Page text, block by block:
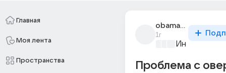
Главная
Моя лента
Пространства
obama_228_7
1г
Проблема с